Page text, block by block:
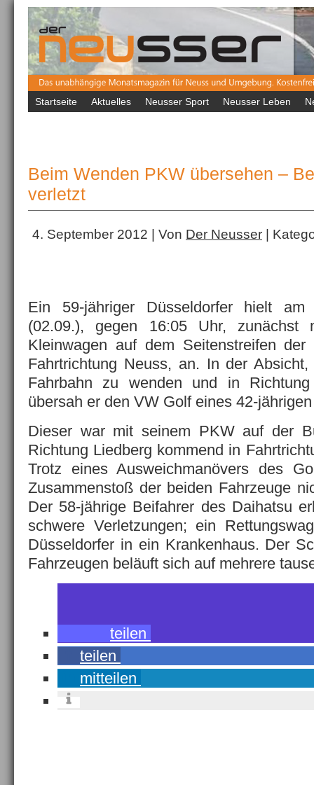
Startseite Aktuelles Neusser Sport Neusser Leben
Beim Wenden PKW übersehen –
verletzt
4. September 2012 | Von Der Neusser |
Ein 59-jähriger Düsseldorfer hielt am
(02.09.), gegen 16:05 Uhr, zunächst
Kleinwagen auf dem Seitenstreifen
Fahrtrichtung Neuss, an. In der
Fahrbahn zu wenden und in
übersah er den VW Golf eines 42-
Dieser war mit seinem PKW auf der
Richtung Liedberg kommend in
Trotz eines Ausweichmanövers des
Zusammenstoß der beiden Fahrzeuge
Der 58-jährige Beifahrer des Daihatsu
schwere Verletzungen; ein
Düsseldorfer in ein Krankenhaus. Der
Fahrzeugen beläuft sich auf mehrere
teilen
teilen
mitteilen